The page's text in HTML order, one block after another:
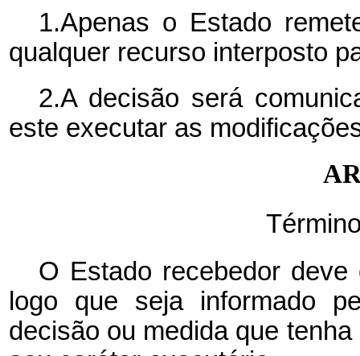
1.Apenas o Estado
qualquer recurso interposto
2.A decisão será
este executar as
O Estado recebedor
logo que seja informado
decisão ou medida que